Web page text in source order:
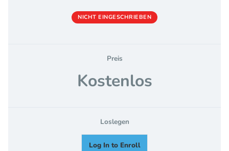
NICHT EINGESCHRIEBEN
Preis
Kostenlos
Loslegen
Log In to Enroll